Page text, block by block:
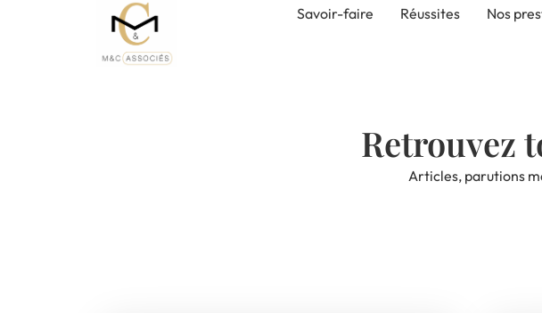
Savoir-faire Réussites Nos
Retrouvez
Articles, parutions